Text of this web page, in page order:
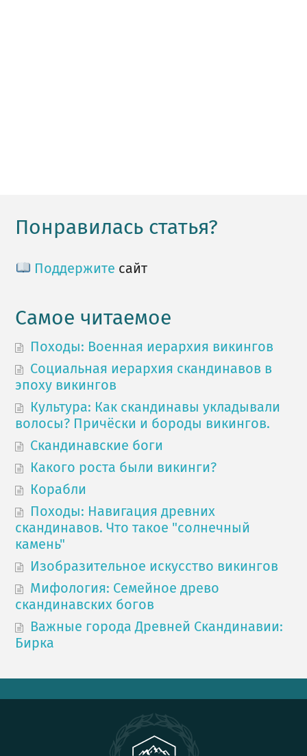
Понравилась статья?
Поддержите сайт
Самое читаемое
Походы: Военная иерархия викингов
Социальная иерархия скандинавов в
эпоху викингов
Культура: Как скандинавы укладывали
волосы? Причёски и бороды викингов.
Скандинавские боги
Какого роста были викинги?
Корабли
Походы: Навигация древних
скандинавов. Что такое "солнечный
камень"
Изобразительное искусство викингов
Мифология: Семейное древо
скандинавских богов
Важные города Древней Скандинавии:
Бирка